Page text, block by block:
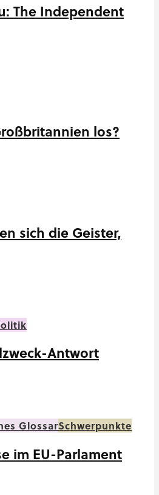
The Independent
los?
sich die Geister,
Antwort
GlossarSchwerpunkte
im EU-Parlament